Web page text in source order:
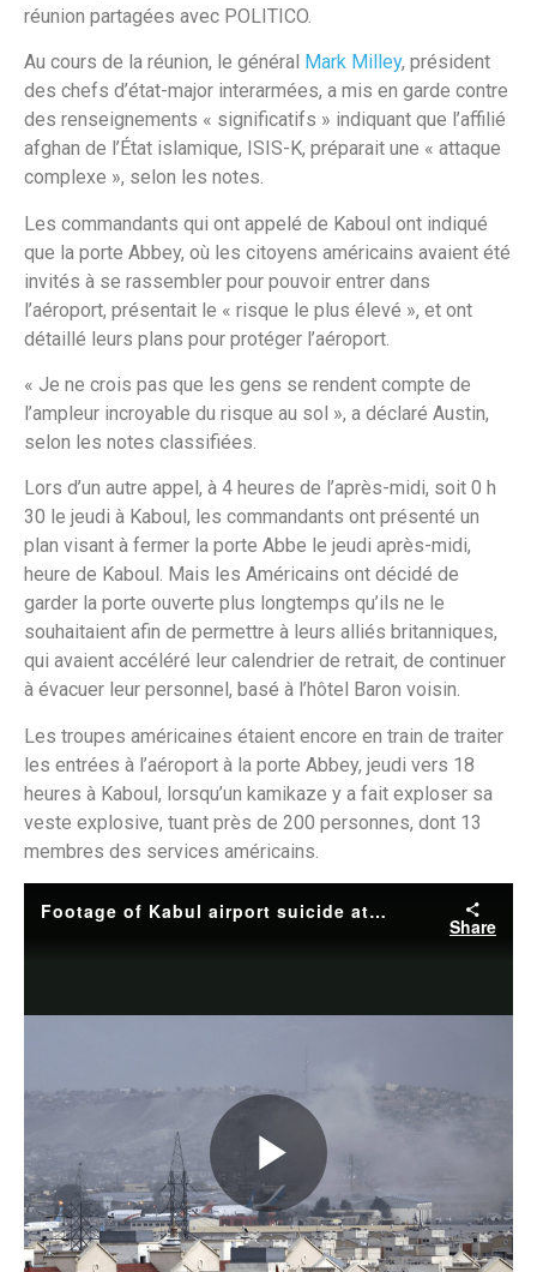
réunion partagées avec POLITICO.
Au cours de la réunion, le général Mark Milley, président
des chefs d’état-major interarmées, a mis en garde contre
des renseignements « significatifs » indiquant que l’affilié
afghan de l’État islamique, ISIS-K, préparait une « attaque
complexe », selon les notes.
Les commandants qui ont appelé de Kaboul ont indiqué
que la porte Abbey, où les citoyens américains avaient été
invités à se rassembler pour pouvoir entrer dans
l’aéroport, présentait le « risque le plus élevé », et ont
détaillé leurs plans pour protéger l’aéroport.
« Je ne crois pas que les gens se rendent compte de
l’ampleur incroyable du risque au sol », a déclaré Austin,
selon les notes classifiées.
Lors d’un autre appel, à 4 heures de l’après-midi, soit 0 h
30 le jeudi à Kaboul, les commandants ont présenté un
plan visant à fermer la porte Abbe le jeudi après-midi,
heure de Kaboul. Mais les Américains ont décidé de
garder la porte ouverte plus longtemps qu’ils ne le
souhaitaient afin de permettre à leurs alliés britanniques,
qui avaient accéléré leur calendrier de retrait, de continuer
à évacuer leur personnel, basé à l’hôtel Baron voisin.
Les troupes américaines étaient encore en train de traiter
les entrées à l’aéroport à la porte Abbey, jeudi vers 18
heures à Kaboul, lorsqu’un kamikaze y a fait exploser sa
veste explosive, tuant près de 200 personnes, dont 13
membres des services américains.